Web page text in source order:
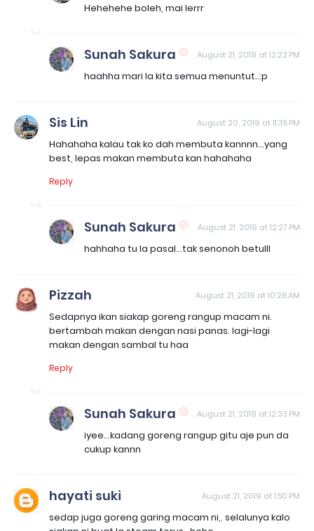
Hehehehe boleh, mai lerrr
Sunah Sakura August 21, 2019 at 12:22 PM
haahha mari la kita semua menuntut..:p
Sis Lin August 20, 2019 at 11:35 PM
Hahahaha kalau tak ko dah membuta kannnn...yang
best, lepas makan membuta kan hahahaha
Reply
Sunah Sakura August 21, 2019 at 12:27 PM
hahhaha tu la pasal...tak senonoh betulll
Pizzah August 21, 2019 at 10:28 AM
Sedapnya ikan siakap goreng rangup macam ni.
bertambah makan dengan nasi panas. lagi-lagi
makan dengan sambal tu haa
Reply
Sunah Sakura August 21, 2019 at 12:33 PM
iyee...kadang goreng rangup gitu aje pun da
cukup kannn
hayati suki August 21, 2019 at 1:50 PM
sedap juga goreng garing macam ni,. selalunya kalo